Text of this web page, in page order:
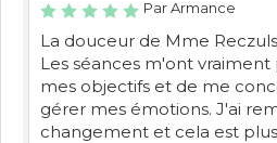
Par Armance
La douceur de Mme
Les séances m'ont
mes objectifs et de me
gérer mes émotions. J'ai
changement et cela est